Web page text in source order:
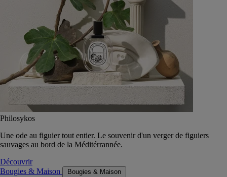
Philosykos
Une ode au figuier tout entier. Le souvenir d'un verger de figuiers
sauvages au bord de la Méditérrannée.
Découvrir
Bougies & Maison
Bougies & Maison